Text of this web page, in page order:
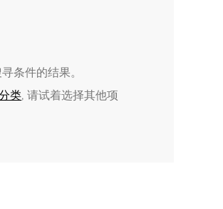
条件的结果。
类, 请试着选择其他项